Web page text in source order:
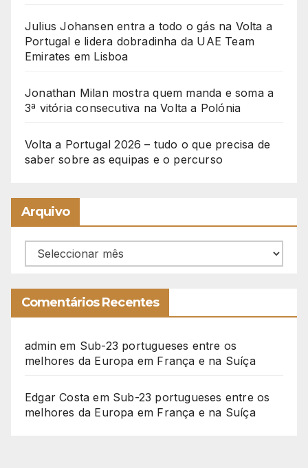
Julius Johansen entra a todo o gás na Volta a
Portugal e lidera dobradinha da UAE Team
Emirates em Lisboa
Jonathan Milan mostra quem manda e soma a
3ª vitória consecutiva na Volta a Polónia
Volta a Portugal 2026 – tudo o que precisa de
saber sobre as equipas e o percurso
Arquivo
Arquivo
Comentários Recentes
admin em Sub-23 portugueses entre os
melhores da Europa em França e na Suíça
Edgar Costa em Sub-23 portugueses entre os
melhores da Europa em França e na Suíça